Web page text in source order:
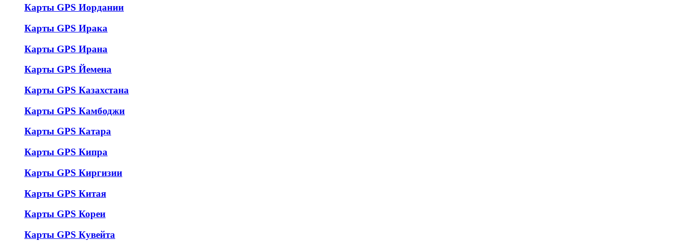
Карты GPS Иордании
Карты GPS Ирака
Карты GPS Ирана
Карты GPS Йемена
Карты GPS Казахстана
Карты GPS Камбоджи
Карты GPS Катара
Карты GPS Кипра
Карты GPS Киргизии
Карты GPS Китая
Карты GPS Кореи
Карты GPS Кувейта